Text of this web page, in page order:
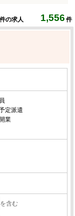
の求人 1,556 件
定派遣
業
を含む